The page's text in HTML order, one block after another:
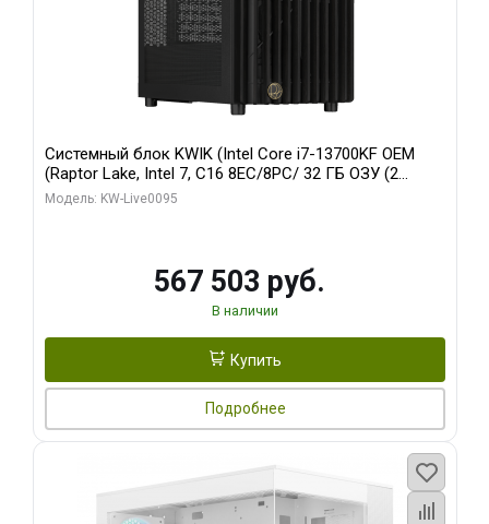
Системный блок KWIK (Intel Core i7-13700KF OEM
(Raptor Lake, Intel 7, C16 8EC/8PC/ 32 ГБ ОЗУ (2
модуля)/ Afox RTX4090 24GB GDDR6X 384-Bit 3xDP
Модель: KW-Live0095
567 503 руб.
В наличии
Купить
Подробнее